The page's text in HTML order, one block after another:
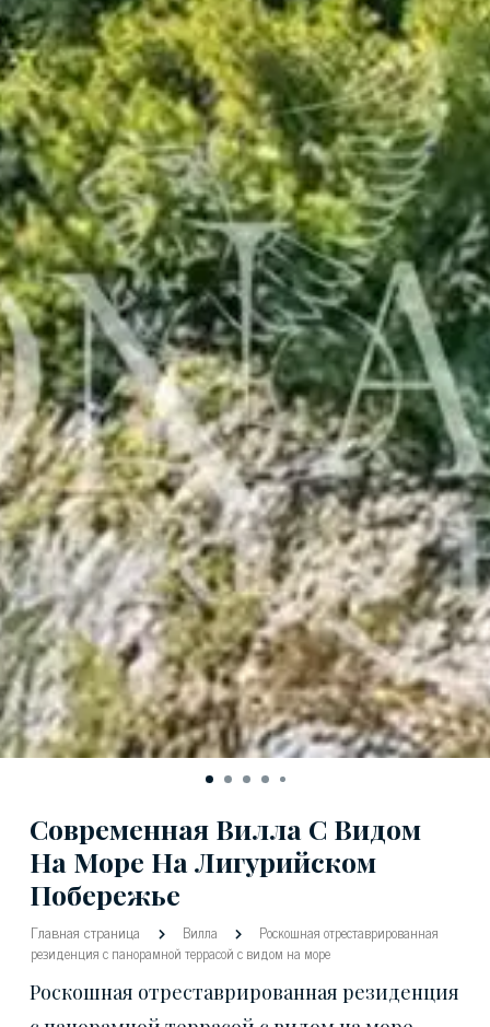
Современная Вилла С Видом
На Море На Лигурийском
Побережье
Главная страница Вилла
Роскошная отреставрированная
резиденция с панорамной террасой с видом на море
Роскошная отреставрированная резиденция